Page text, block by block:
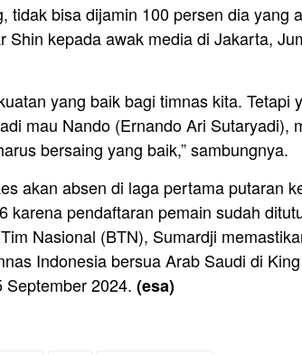
tidak bisa dijamin 100 persen dia yang
Shin kepada awak media di Jakarta,
yang baik bagi timnas kita. Tetapi
mau Nando (Ernando Ari Sutaryadi),
bersaing yang baik,” sambungnya.
akan absen di laga pertama putaran
karena pendaftaran pemain sudah
Nasional (BTN), Sumardji
Indonesia bersua Arab Saudi di
September 2024. (esa)